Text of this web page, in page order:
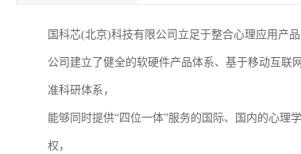
国科芯(北京)科技有限公司立足于整合心理应用产
公司建立了健全的软硬件产品体系、基于移动互联
准科研体系，
能够同时提供“四位一体”服务的国际、国内的心理
权，